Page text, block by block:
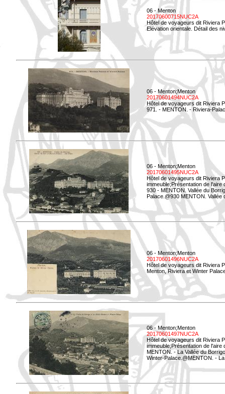
06 - Menton
20170600715NUC2A
Hôtel de voyageurs dit Riviera
Elévation orientale. Détail des
06 - Menton;Menton
20170601494NUC2A
Hôtel de voyageurs dit Riviera
971. - MENTON. - Riviera-
06 - Menton;Menton
20170601495NUC2A
Hôtel de voyageurs dit Riviera
immeuble;Présentation de l'aire
930 - MENTON. Vallée du
Palace.@930 MENTON.
06 - Menton;Menton
20170601496NUC2A
Hôtel de voyageurs dit Riviera
Menton, Riviera et Winter
06 - Menton;Menton
20170601497NUC2A
Hôtel de voyageurs dit Riviera
immeuble;Présentation de l'aire
MENTON. - La Vallée du
Winter-Palace.@MENTON. -